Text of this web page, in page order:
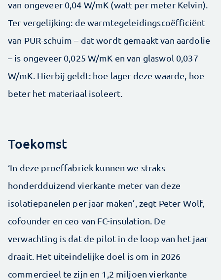
van ongeveer 0,04 W/mK (watt per meter Kelvin).
Ter vergelijking: de warmtegeleidingscoëfficiënt
van PUR-schuim – dat wordt gemaakt van aardolie
– is ongeveer 0,025 W/mK en van glaswol 0,037
W/mK. Hierbij geldt: hoe lager deze waarde, hoe
beter het materiaal isoleert.
Toekomst
‘In deze proeffabriek kunnen we straks
honderdduizend vierkante meter van deze
isolatiepanelen per jaar maken’, zegt Peter Wolf,
cofounder en ceo van FC-insulation. De
verwachting is dat de pilot in de loop van het jaar
draait. Het uiteindelijke doel is om in 2026
commercieel te zijn en 1,2 miljoen vierkante